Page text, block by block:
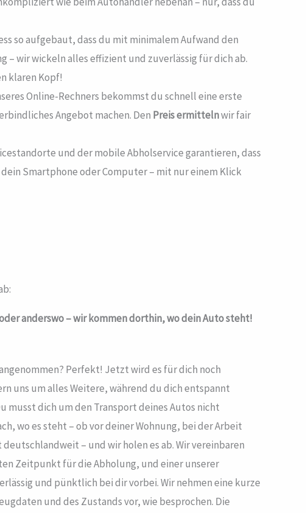
so aufgebaut, dass du mit minimalem Aufwand den
– wir wickeln alles effizient und zuverlässig für dich ab.
klaren Kopf!
Online-Rechners bekommst du schnell eine erste
Angebot machen. Den Preis ermittelnwir fair
und der mobile Abholservice garantieren, dass
dein Smartphone oder Computer – mit nur einem Klick
anderswo – wir kommen dorthin, wo dein Auto steht!
Perfekt! Jetzt wird es für dich noch
uns um alles Weitere, während du dich entspannt
musst dich um den Transport deines Autos nicht
wo es steht – ob vor deiner Wohnung, bei der Arbeit
– und wir holen es ab. Wir vereinbaren
Zeitpunkt für die Abholung, und einer unserer
und pünktlich bei dir vorbei. Wir nehmen eine kurze
und des Zustands vor, wie besprochen. Die